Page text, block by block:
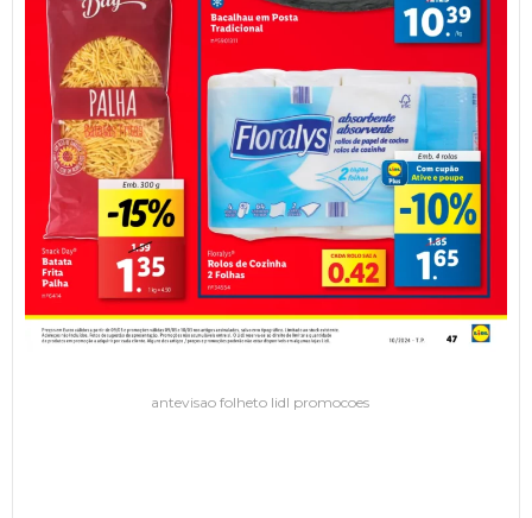
antevisao folheto lidl promocoes